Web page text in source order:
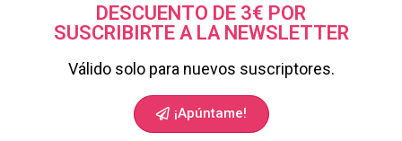
DESCUENTO DE 3€ POR
SUSCRIBIRTE A LA NEWSLETTER
Válido solo para nuevos suscriptores.
¡Apúntame!